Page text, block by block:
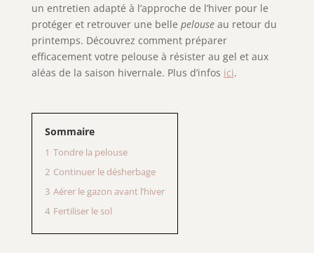
un entretien adapté à l’approche de l’hiver pour le
protéger et retrouver une belle pelouseau retour du
printemps. Découvrez comment préparer
efficacement votre pelouse à résister au gel et aux
aléas de la saison hivernale. Plus d’infos ici.
Sommaire
1 Tondre la pelouse
2 Continuer le désherbage
3 Aérer le gazon avant l’hiver
4 Fertiliser le sol